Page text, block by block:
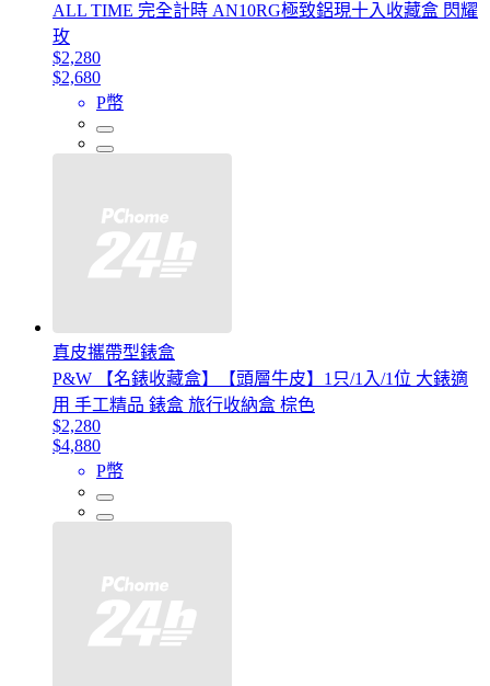
ALL TIME 完全計時 AN10RG極致鋁現十入收藏盒 閃耀
玫
$2,280
$2,680
P幣
真皮攜帶型錶盒
P&W 【名錶收藏盒】【頭層牛皮】1只/1入/1位 大錶適
用 手工精品 錶盒 旅行收納盒 棕色
$2,280
$4,880
P幣